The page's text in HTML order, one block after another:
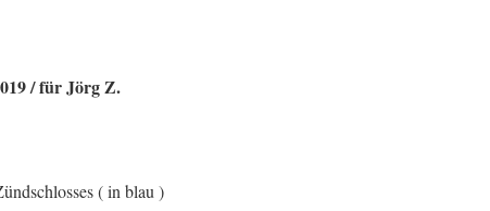
/ für Jörg Z.
( in blau )